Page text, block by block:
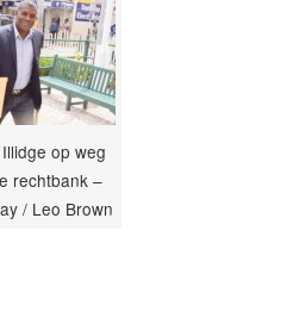
op weg
rechtbank –
/ Leo Brown